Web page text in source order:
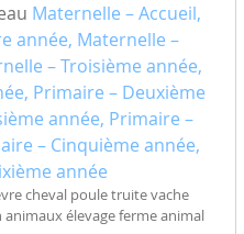
Maternelle – Accueil,
année, Maternelle –
– Troisième année,
Primaire – Deuxième
année, Primaire –
– Cinquième année,
année
cheval poule truite vache
élevage ferme animal